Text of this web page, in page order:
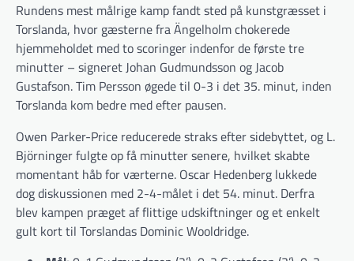
Rundens mest målrige kamp fandt sted på kunstgræsset i
Torslanda, hvor gæsterne fra Ängelholm chokerede
hjemmeholdet med to scoringer indenfor de første tre
minutter – signeret Johan Gudmundsson og Jacob
Gustafson. Tim Persson øgede til 0-3 i det 35. minut, inden
Torslanda kom bedre med efter pausen.
Owen Parker-Price reducerede straks efter sidebyttet, og L.
Björninger fulgte op få minutter senere, hvilket skabte
momentant håb for værterne. Oscar Hedenberg lukkede
dog diskussionen med 2-4-målet i det 54. minut. Derfra
blev kampen præget af flittige udskiftninger og et enkelt
gult kort til Torslandas Dominic Wooldridge.